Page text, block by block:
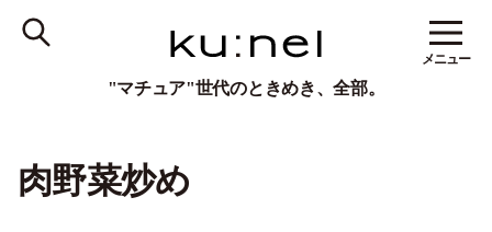
"マチュア"世代のときめき、全部。
メニュー
肉野菜炒め